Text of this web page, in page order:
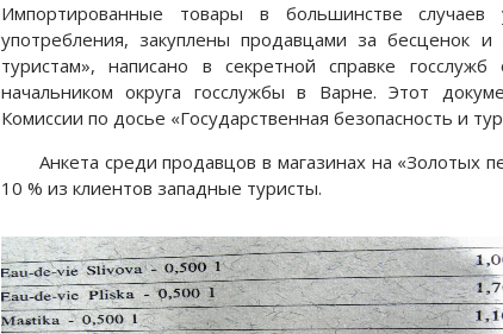
Импортированные товары в большинстве
употребления, закуплены продавцами за бесценок
туристам», написано в секретной справке
начальником округа госслужбы в Варне. Этот
Комиссии по досье «Государственная безопасность и
Анкета среди продавцов в магазинах на «Золотых
10 % из клиентов западные туристы.